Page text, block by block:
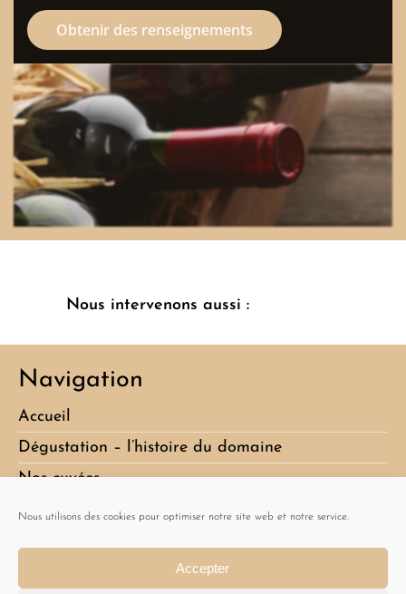
Nous utilisons des cookies pour optimiser notre site web et notre service.
Accepter
Obtenir des renseignements
Nous intervenons aussi :
Navigation
Accueil
Dégustation – l’histoire du domaine
Nos cuvées
Album